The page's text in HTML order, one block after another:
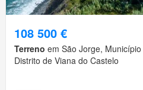
108 500 €
Terreno em São Jorge,
Distrito de Viana do Castelo